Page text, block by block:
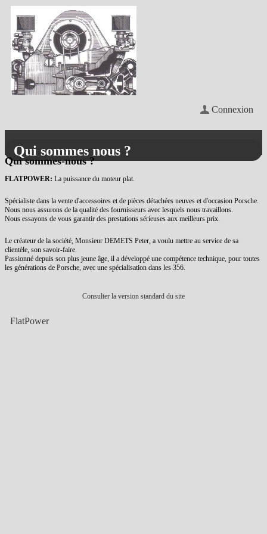
Connexion
Qui sommes nous ?
Qui sommes-nous ?
FLATPOWER: La puissance du moteur plat.
Spécialiste dans la vente d'accessoires et de pièces détachées neuves et d'occasion Porsche.
Nous nous assurons de la qualité des fournisseurs avec lesquels nous travaillons.
Nous essayons de vous garantir des prestations sérieuses aux meilleurs prix.
Le créateur de la société, Monsieur DEMETS Peter, a voulu mettre au service de sa
clientèle, son savoir-faire.
Passionné depuis son plus jeune âge, il a développé une compétence technique, pour toutes
les générations de Porsche, avec une spécialisation dans les 356.
Consulter la version standard du site
FlatPower